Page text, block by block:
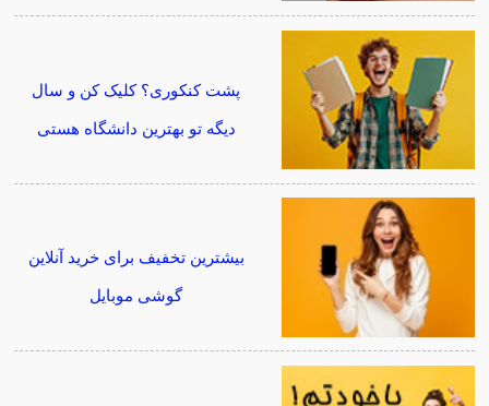
پشت کنکوری؟ کلیک کن و سال
دیگه تو بهترین دانشگاه هستی
بیشترین تخفیف برای خرید آنلاین
گوشی موبایل